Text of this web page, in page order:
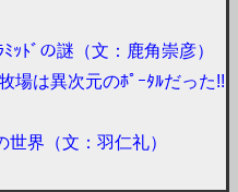
ﾄﾞの謎（文：鹿角崇彦）
場は異次元のﾎﾟｰﾀﾙだった!!
界（文：羽仁礼）